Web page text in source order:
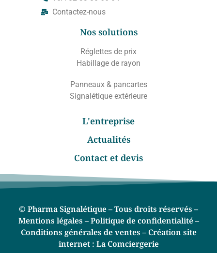
Contactez-nous
Nos solutions
Réglettes de prix
Habillage de rayon
Panneaux & pancartes
Signalétique extérieure
L'entreprise
Actualités
Contact et devis
© Pharma Signalétique – Tous droits réservés –
Mentions légales – Politique de confidentialité –
Conditions générales de ventes –Création site
internet : La Comciergerie